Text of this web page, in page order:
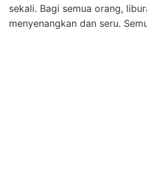
sekali. Bagi semua orang,
menyenangkan dan seru.